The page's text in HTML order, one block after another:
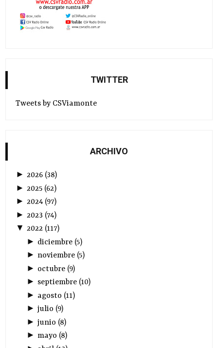
TWITTER
Tweets by CSViamonte
ARCHIVO
►2026 (38)
► 2025 (62)
►2024 (97)
► 2023 (74)
▼2022 (117)
► diciembre(5)
► noviembre(5)
► octubre(9)
► septiembre(10)
► agosto (11)
► julio (9)
► junio (8)
► mayo (8)